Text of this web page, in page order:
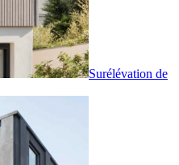
Surélévation de